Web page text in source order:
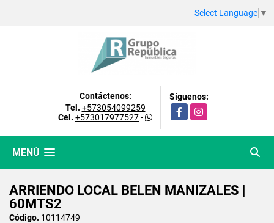
Select Language ▼
Contáctenos:
Tel. +573054099259
Cel. +573017977527-
Síguenos:
FacebookInstagram
MENÚ
ARRIENDO LOCAL BELEN MANIZALES |
60MTS2
Código. 10114749